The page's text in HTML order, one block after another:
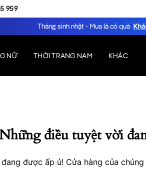
959
Tháng sinh nhật - Mua là có quà
NỮ THỜI TRANG NAM KHÁC
điều tuyệt vời
được ấp ủ! Cửa hàng của